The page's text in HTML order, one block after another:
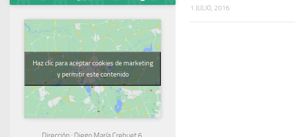
1 JULIO, 2016
Haz clic para aceptar cookies de marketing
y permitir este contenido